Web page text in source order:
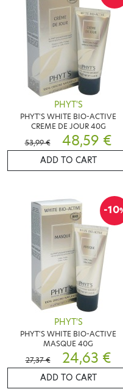
PHYT'S
PHYT'S WHITE BIO-ACTIVE
CREME DE JOUR 40G
53,99 €
48,59 €
ADD TO CART
-10
PHYT'S
PHYT'S WHITE BIO-ACTIVE
MASQUE 40G
27,37 €
24,63 €
ADD TO CART